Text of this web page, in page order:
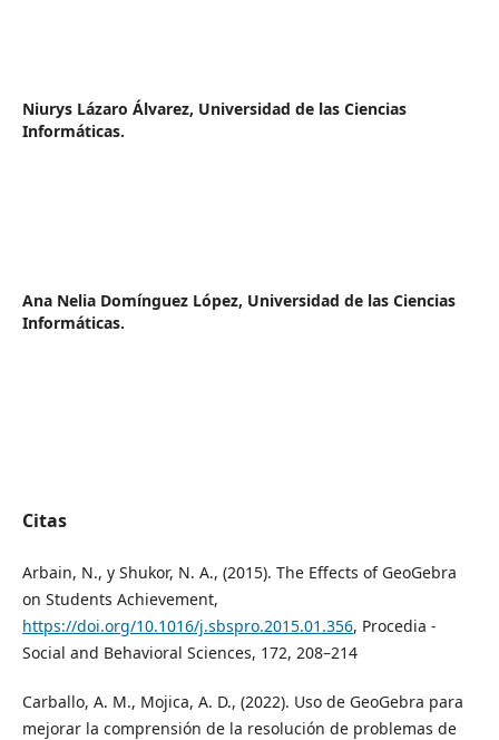
Niurys Lázaro Álvarez, Universidad de las Ciencias
Informáticas.
Ana Nelia Domínguez López, Universidad de las Ciencias
Informáticas.
Citas
Arbain, N., y Shukor, N. A., (2015). The Effects of GeoGebra
on Students Achievement,
https://doi.org/10.1016/j.sbspro.2015.01.356, Procedia -
Social and Behavioral Sciences, 172, 208–214
Carballo, A. M., Mojica, A. D., (2022). Uso de GeoGebra para
mejorar la comprensión de la resolución de problemas de